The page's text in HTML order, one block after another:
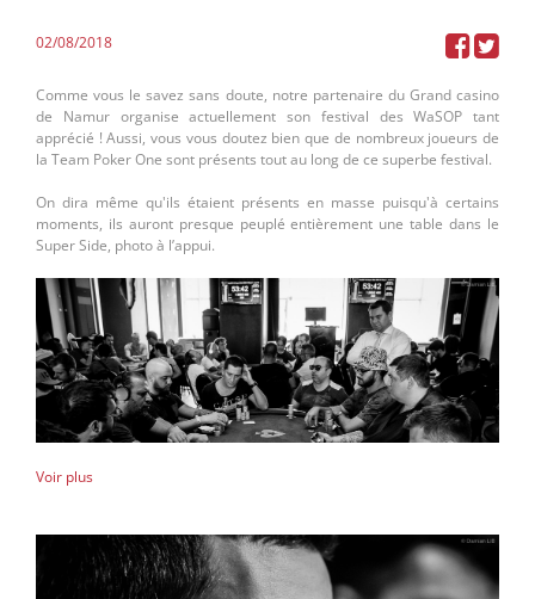
02/08/2018
Comme vous le savez sans doute, notre partenaire du Grand casino
de Namur organise actuellement son festival des WaSOP tant
apprécié ! Aussi, vous vous doutez bien que de nombreux joueurs de
la Team Poker One sont présents tout au long de ce superbe festival.
On dira même qu'ils étaient présents en masse puisqu'à certains
moments, ils auront presque peuplé entièrement une table dans le
Super Side, photo à l’appui.
Voir plus